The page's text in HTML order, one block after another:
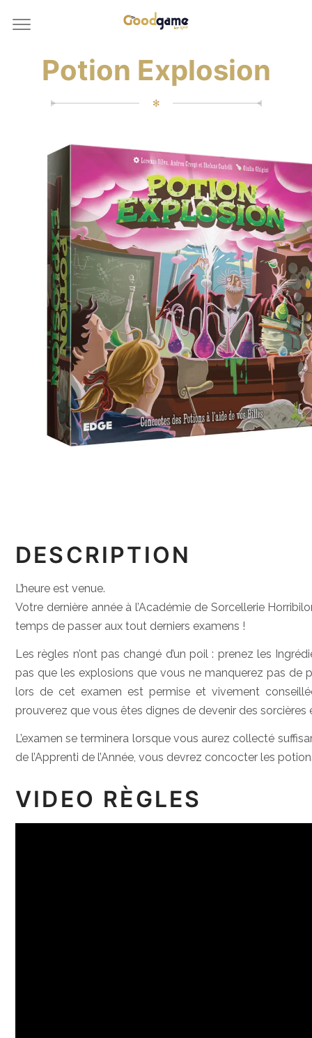
Potion Explosion
✻
DESCRIPTION
L’heure est venue.
Votre dernière année à l’Académie de Sorcellerie
temps de passer aux tout derniers examens !
Les règles n’ont pas changé d’un poil : prenez les
pas que les explosions que vous ne manquerez pas de
lors de cet examen est permise et vivement
prouverez que vous êtes dignes de devenir des sorcières
L’examen se terminera lorsque vous aurez collecté
de l’Apprenti de l’Année, vous devrez concocter les
VIDEO RÈGLES